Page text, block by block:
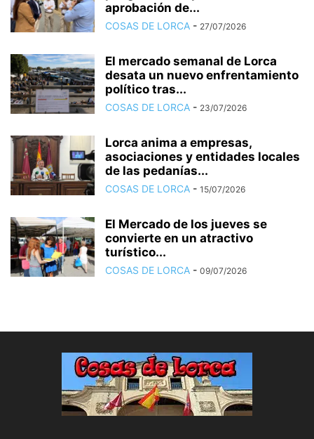
aprobación de...
COSAS DE LORCA - 27/07/2026
El mercado semanal de Lorca
desata un nuevo enfrentamiento
político tras...
COSAS DE LORCA - 23/07/2026
Lorca anima a empresas,
asociaciones y entidades locales
de las pedanías...
COSAS DE LORCA - 15/07/2026
El Mercado de los jueves se
convierte en un atractivo
turístico...
COSAS DE LORCA - 09/07/2026